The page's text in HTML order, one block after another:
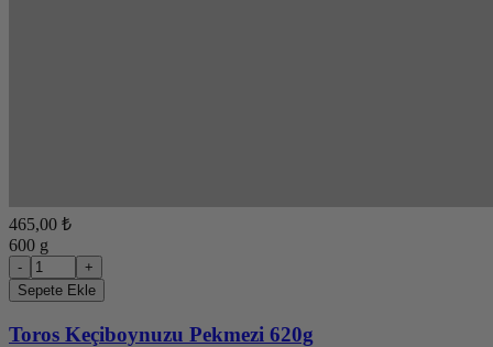
465,00 ₺
600 g
-
+
Sepete Ekle
Toros Keçiboynuzu Pekmezi 620g